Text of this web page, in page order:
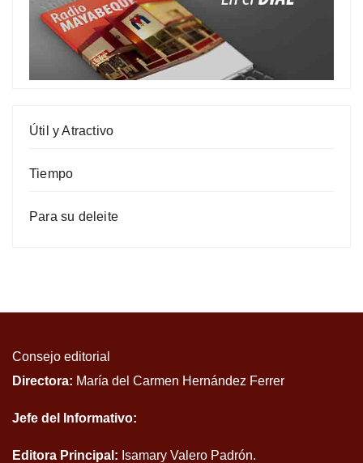
Útil y Atractivo
Tiempo
Para su deleite
Consejo editorial
Directora: María del Carmen Hernández Ferrer
Jefe del Informativo:
Editora Principal: Isamary Valero Padrón.